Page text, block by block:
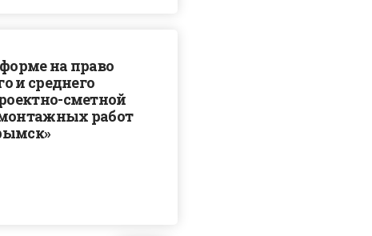
на право
и среднего
сметной
работ